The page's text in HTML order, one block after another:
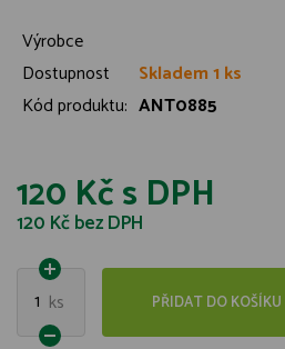
Výrobce
Dostupnost
Skladem 1 ks
Kód produktu: ANT0885
120 Kčs DPH
120 Kčbez DPH
1 ks PŘIDAT DO KOŠÍKU